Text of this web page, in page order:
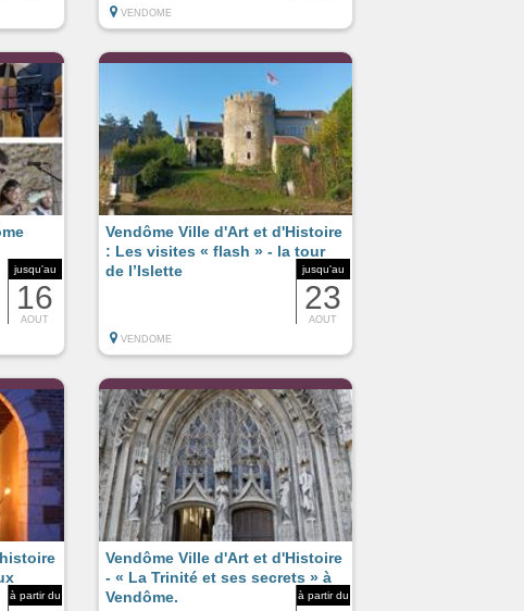
VENDOME
jusqu'au
16
AOUT
jusqu'au
23
AOUT
Vendôme Ville d'Art et d'Histoire
: Les visites « flash » - la tour
de l’Islette
VENDOME
à partir du à partir du
Vendôme Ville d'Art et d'Histoire
- « La Trinité et ses secrets » à
Vendôme.